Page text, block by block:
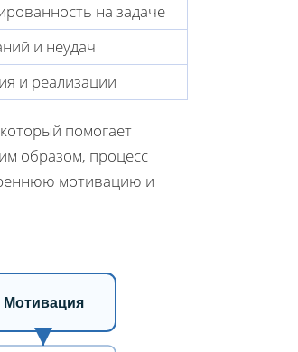
на задаче
и неудач
и реализации
помогает
образом, процесс
мотивацию и
Мотивация